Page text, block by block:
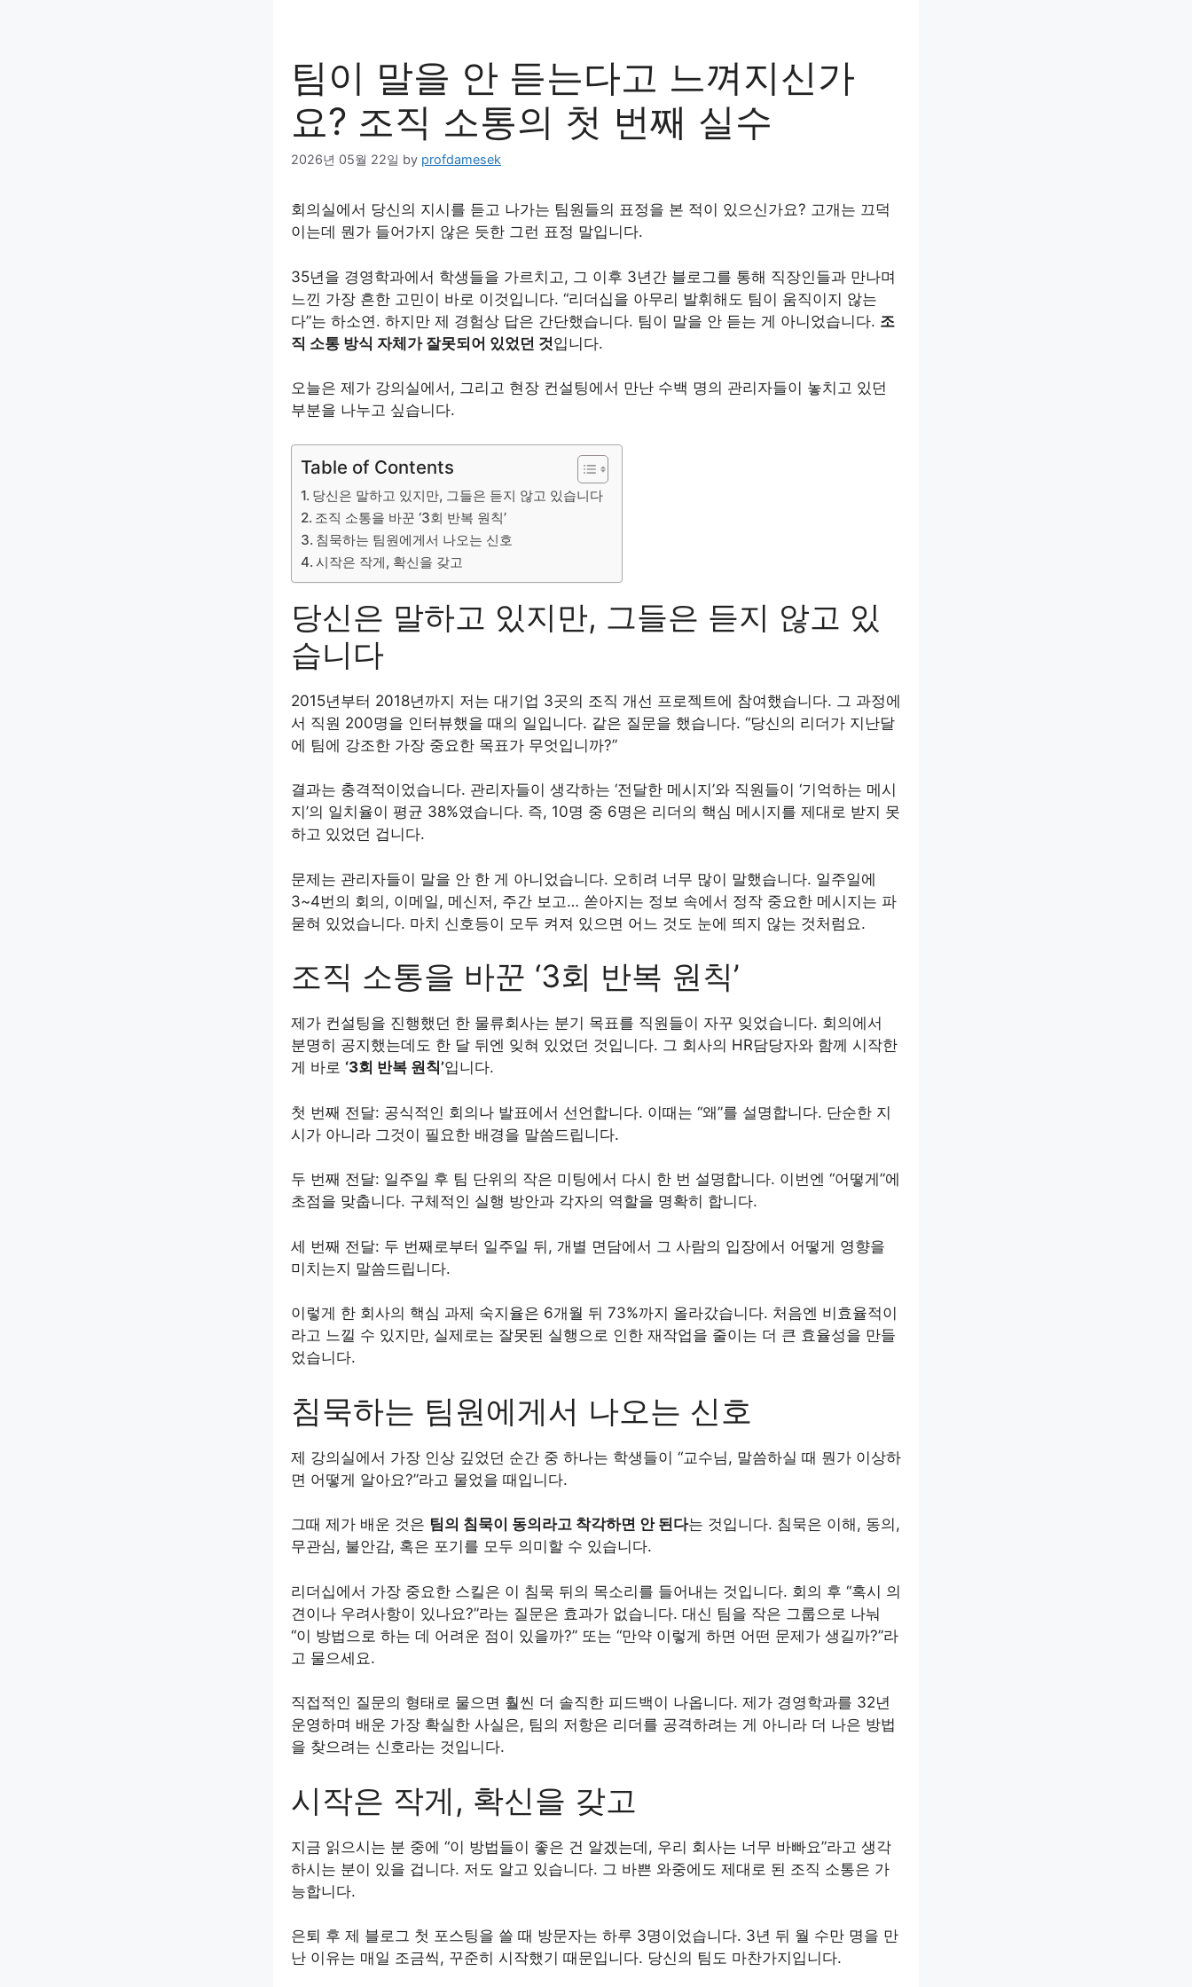
팀이 말을 안 듣는다고 느껴지신가
요? 조직 소통의 첫 번째 실수
2026년 05월 22일 by profdamesek
회의실에서 당신의 지시를 듣고 나가는 팀원들의 표정을 본 적이 있으신가요? 고개는 끄덕
이는데 뭔가 들어가지 않은 듯한 그런 표정 말입니다.
35년을 경영학과에서 학생들을 가르치고, 그 이후 3년간 블로그를 통해 직장인들과 만나며
느낀 가장 흔한 고민이 바로 이것입니다. “리더십을 아무리 발휘해도 팀이 움직이지 않는
다”는 하소연. 하지만 제 경험상 답은 간단했습니다. 팀이 말을 안 듣는 게 아니었습니다. 조
직 소통 방식 자체가 잘못되어 있었던 것입니다.
오늘은 제가 강의실에서, 그리고 현장 컨설팅에서 만난 수백 명의 관리자들이 놓치고 있던
부분을 나누고 싶습니다.
Table of Contents
당신은 말하고 있지만, 그들은 듣지 않고 있습니다
조직 소통을 바꾼 ‘3회 반복 원칙’
침묵하는 팀원에게서 나오는 신호
시작은 작게, 확신을 갖고
당신은 말하고 있지만, 그들은 듣지 않고 있
습니다
2015년부터 2018년까지 저는 대기업 3곳의 조직 개선 프로젝트에 참여했습니다. 그 과정에
서 직원 200명을 인터뷰했을 때의 일입니다. 같은 질문을 했습니다. “당신의 리더가 지난달
에 팀에 강조한 가장 중요한 목표가 무엇입니까?”
결과는 충격적이었습니다. 관리자들이 생각하는 ‘전달한 메시지’와 직원들이 ‘기억하는 메시
지’의 일치율이 평균 38%였습니다. 즉, 10명 중 6명은 리더의 핵심 메시지를 제대로 받지 못
하고 있었던 겁니다.
문제는 관리자들이 말을 안 한 게 아니었습니다. 오히려 너무 많이 말했습니다. 일주일에
3~4번의 회의, 이메일, 메신저, 주간 보고… 쏟아지는 정보 속에서 정작 중요한 메시지는 파
묻혀 있었습니다. 마치 신호등이 모두 켜져 있으면 어느 것도 눈에 띄지 않는 것처럼요.
조직 소통을 바꾼 ‘3회 반복 원칙’
제가 컨설팅을 진행했던 한 물류회사는 분기 목표를 직원들이 자꾸 잊었습니다. 회의에서
분명히 공지했는데도 한 달 뒤엔 잊혀 있었던 것입니다. 그 회사의 HR담당자와 함께 시작한
게 바로 ‘3회 반복 원칙’입니다.
첫 번째 전달: 공식적인 회의나 발표에서 선언합니다. 이때는 “왜”를 설명합니다. 단순한 지
시가 아니라 그것이 필요한 배경을 말씀드립니다.
두 번째 전달: 일주일 후 팀 단위의 작은 미팅에서 다시 한 번 설명합니다. 이번엔 “어떻게”에
초점을 맞춥니다. 구체적인 실행 방안과 각자의 역할을 명확히 합니다.
세 번째 전달: 두 번째로부터 일주일 뒤, 개별 면담에서 그 사람의 입장에서 어떻게 영향을
미치는지 말씀드립니다.
이렇게 한 회사의 핵심 과제 숙지율은 6개월 뒤 73%까지 올라갔습니다. 처음엔 비효율적이
라고 느낄 수 있지만, 실제로는 잘못된 실행으로 인한 재작업을 줄이는 더 큰 효율성을 만들
었습니다.
침묵하는 팀원에게서 나오는 신호
제 강의실에서 가장 인상 깊었던 순간 중 하나는 학생들이 “교수님, 말씀하실 때 뭔가 이상하
면 어떻게 알아요?”라고 물었을 때입니다.
그때 제가 배운 것은 팀의 침묵이 동의라고 착각하면 안 된다는 것입니다. 침묵은 이해, 동의,
무관심, 불안감, 혹은 포기를 모두 의미할 수 있습니다.
리더십에서 가장 중요한 스킬은 이 침묵 뒤의 목소리를 들어내는 것입니다. 회의 후 “혹시 의
견이나 우려사항이 있나요?”라는 질문은 효과가 없습니다. 대신 팀을 작은 그룹으로 나눠
“이 방법으로 하는 데 어려운 점이 있을까?” 또는 “만약 이렇게 하면 어떤 문제가 생길까?”라
고 물으세요.
직접적인 질문의 형태로 물으면 훨씬 더 솔직한 피드백이 나옵니다. 제가 경영학과를 32년
운영하며 배운 가장 확실한 사실은, 팀의 저항은 리더를 공격하려는 게 아니라 더 나은 방법
을 찾으려는 신호라는 것입니다.
시작은 작게, 확신을 갖고
지금 읽으시는 분 중에 “이 방법들이 좋은 건 알겠는데, 우리 회사는 너무 바빠요”라고 생각
하시는 분이 있을 겁니다. 저도 알고 있습니다. 그 바쁜 와중에도 제대로 된 조직 소통은 가
능합니다.
은퇴 후 제 블로그 첫 포스팅을 쓸 때 방문자는 하루 3명이었습니다. 3년 뒤 월 수만 명을 만
난 이유는 매일 조금씩, 꾸준히 시작했기 때문입니다. 당신의 팀도 마찬가지입니다.